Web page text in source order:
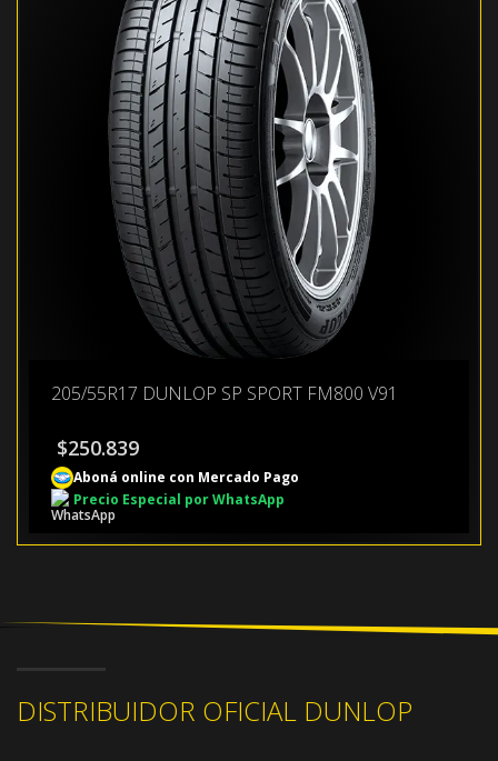
205/55R17 DUNLOP SP SPORT FM800 V91
$250.839
Aboná online con Mercado Pago
Precio Especial por WhatsApp
DISTRIBUIDOR OFICIAL DUNLOP